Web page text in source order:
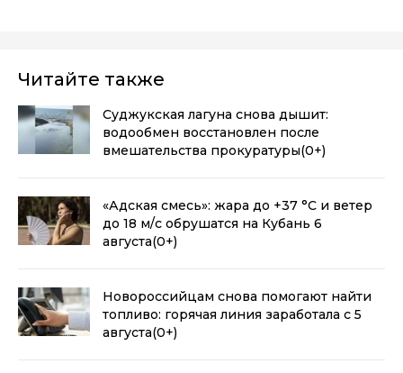
Читайте также
Суджукская лагуна снова дышит:
водообмен восстановлен после
вмешательства прокуратуры(0+)
«Адская смесь»: жара до +37 °C и ветер
до 18 м/с обрушатся на Кубань 6
августа(0+)
Новороссийцам снова помогают найти
топливо: горячая линия заработала с 5
августа(0+)